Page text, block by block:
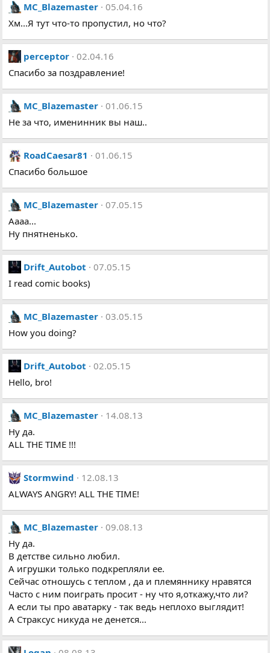
MC_Blazemaster
05.04.16
Хм...Я тут что-то пропустил, но что?
perceptor
02.04.16
Cпасибо за поздравление!
MC_Blazemaster
01.06.15
Не за что, именинник вы наш..
RoadCaesar81
01.06.15
Спасибо большое
MC_Blazemaster
07.05.15
Аааа...
Ну пнятненько.
Drift_Autobot
07.05.15
I read comic books)
MC_Blazemaster
03.05.15
How you doing?
Drift_Autobot
02.05.15
Hello, bro!
MC_Blazemaster
14.08.13
Ну да.
ALL THE TIME !!!
Stormwind
12.08.13
ALWAYS ANGRY! ALL THE TIME!
MC_Blazemaster
09.08.13
Ну да.
В детстве сильно любил.
А игрушки только подкрепляли ее.
Сейчас отношусь с теплом , да и племяннику нравятся
Часто с ним поиграть просит - ну что я,откажу,что ли?
А если ты про аватарку - так ведь неплохо выглядит!
А Страксус никуда не денется...